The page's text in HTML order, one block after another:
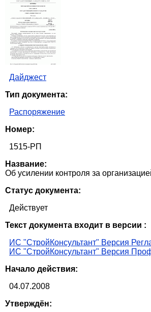
Дайджест
Тип документа:
Распоряжение
Номер:
1515-РП
Название:
Об усилении контроля за
Статус документа:
Действует
Текст документа входит в версии :
ИС "СтройКонсультант" Версия
ИС "СтройКонсультант" Версия
Начало действия:
04.07.2008
Утверждён: